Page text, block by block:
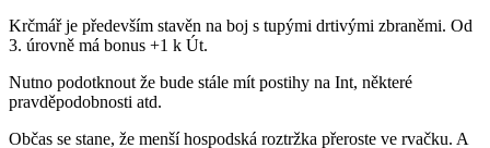
Krčmář je především stavěn na boj s tupými drtivými zbraněmi. Od
3. úrovně má bonus +1 k Út.
Nutno podotknout že bude stále mít postihy na Int, některé
pravděpodobnosti atd.
Občas se stane, že menší hospodská roztržka přeroste ve rvačku. A